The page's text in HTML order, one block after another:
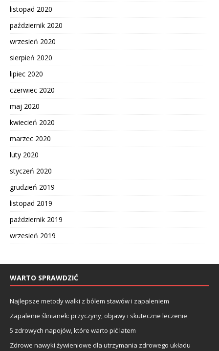
listopad 2020
październik 2020
wrzesień 2020
sierpień 2020
lipiec 2020
czerwiec 2020
maj 2020
kwiecień 2020
marzec 2020
luty 2020
styczeń 2020
grudzień 2019
listopad 2019
październik 2019
wrzesień 2019
WARTO SPRAWDZIĆ
Najlepsze metody walki z bólem stawów i zapaleniem
Zapalenie ślinianek: przyczyny, objawy i skuteczne leczenie
5 zdrowych napojów, które warto pić latem
Zdrowe nawyki żywieniowe dla utrzymania zdrowego układu